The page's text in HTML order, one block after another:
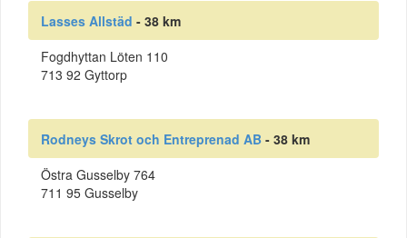
Lasses Allstäd - 38 km
Fogdhyttan Löten 110
713 92 Gyttorp
Rodneys Skrot och Entreprenad AB - 38 km
Östra Gusselby 764
711 95 Gusselby